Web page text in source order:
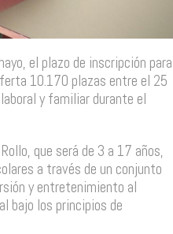
el plazo de inscripción para
10.170 plazas entre el 25
y familiar durante el
que será de 3 a 17 años,
a través de un conjunto
y entretenimiento al
bajo los principios de